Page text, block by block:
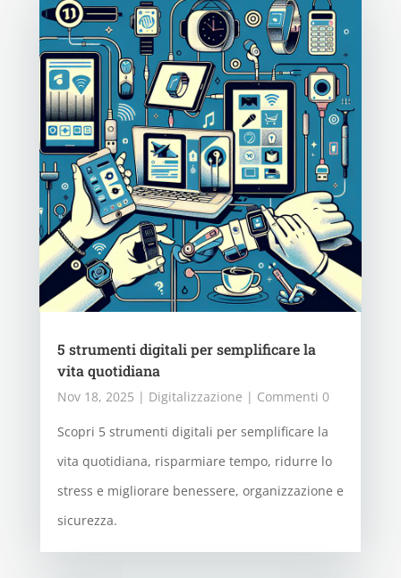
5 strumenti digitali per semplificare la
vita quotidiana
Nov 18, 2025 | Digitalizzazione | Commenti 0
Scopri 5 strumenti digitali per semplificare la
vita quotidiana, risparmiare tempo, ridurre lo
stress e migliorare benessere, organizzazione e
sicurezza.